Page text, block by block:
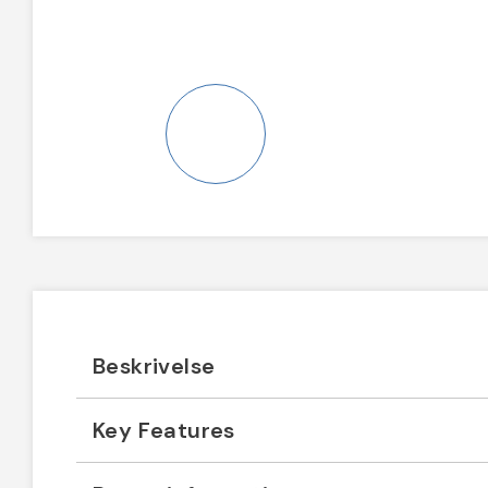
Beskrivelse
Key Features